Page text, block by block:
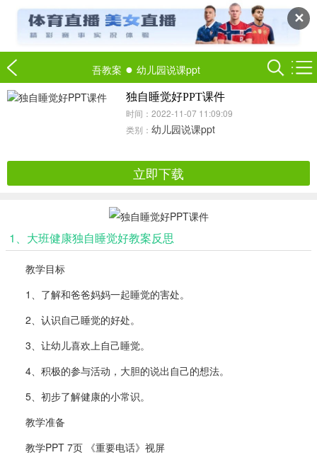
✕
吾教案 ● 幼儿园说课ppt
独自睡觉好PPT课件
时间：2022-11-07 11:09:09
类别： 幼儿园说课ppt
立即下载
1、大班健康独自睡觉好教案反思
教学目标
1、了解和爸爸妈妈一起睡觉的害处。
2、认识自己睡觉的好处。
3、让幼儿喜欢上自己睡觉。
4、积极的参与活动，大胆的说出自己的想法。
5、初步了解健康的小常识。
教学准备
教学PPT 7页 《重要电话》视屏